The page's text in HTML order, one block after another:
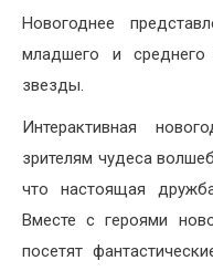
Новогоднее
младшего и
звезды.
Интерактивная
зрителям чудеса
что настоящая
Вместе с героями
посетят